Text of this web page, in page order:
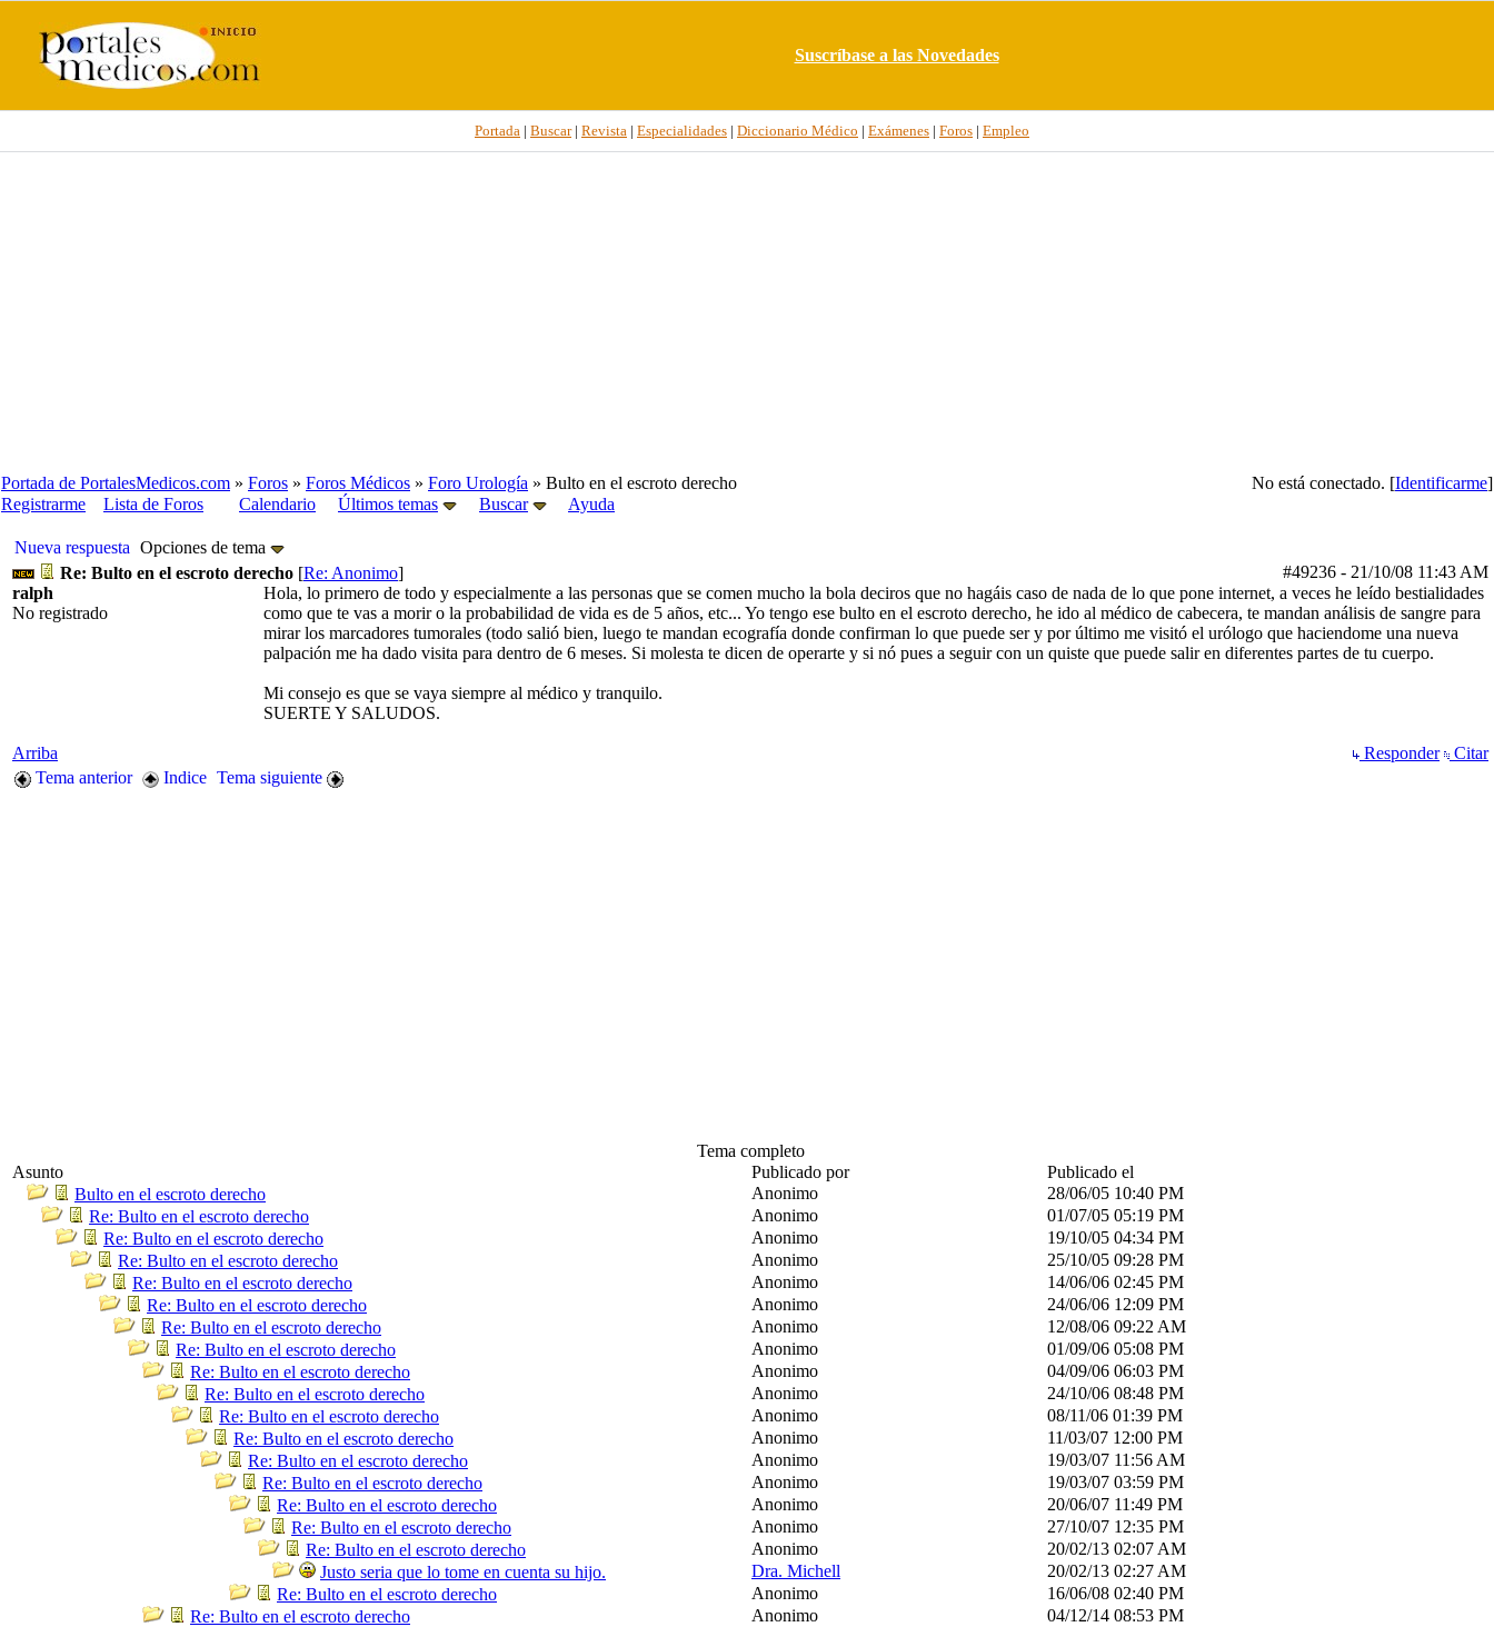
Suscríbase a las Novedades
Portada | Buscar| Revista | Especialidades | Diccionario Médico | Exámenes | Foros | Empleo
No está conectado. [Identificarme]
Portada de PortalesMedicos.com » Foros » Foros Médicos » Foro Urología » Bulto en el escroto derecho
Registrarme
Lista de Foros Calendario Últimos temas Buscar Ayuda
Nueva respuesta Opciones de tema
#49236 - 21/10/08 11:43 AM
Re: Bulto en el escroto derecho [Re: Anonimo]
ralph
No registrado
Hola, lo primero de todo y especialmente a las personas que se comen mucho la bola deciros que no hagáis caso de nada de lo que pone internet, a veces he leído bestialidades
como que te vas a morir o la probabilidad de vida es de 5 años, etc... Yo tengo ese bulto en el escroto derecho, he ido al médico de cabecera, te mandan análisis de sangre para
mirar los marcadores tumorales (todo salió bien, luego te mandan ecografía donde confirman lo que puede ser y por último me visitó el urólogo que haciendome una nueva
palpación me ha dado visita para dentro de 6 meses. Si molesta te dicen de operarte y si nó pues a seguir con un quiste que puede salir en diferentes partes de tu cuerpo.
Mi consejo es que se vaya siempre al médico y tranquilo.
SUERTE Y SALUDOS.
Arriba Responder
Citar
Tema anterior
Indice Tema siguiente
Tema completo
Asunto
Publicado por
Publicado el
Bulto en el escroto derecho
Anonimo 28/06/05 10:40 PM
Re: Bulto en el escroto derecho
Anonimo 01/07/05 05:19 PM
Re: Bulto en el escroto derecho
Anonimo 19/10/05 04:34 PM
Re: Bulto en el escroto derecho
Anonimo 25/10/05 09:28 PM
Re: Bulto en el escroto derecho
Anonimo 14/06/06 02:45 PM
Re: Bulto en el escroto derecho
Anonimo 24/06/06 12:09 PM
Re: Bulto en el escroto derecho
Anonimo 12/08/06 09:22 AM
Re: Bulto en el escroto derecho
Anonimo 01/09/06 05:08 PM
Re: Bulto en el escroto derecho
Anonimo 04/09/06 06:03 PM
Re: Bulto en el escroto derecho
Anonimo 24/10/06 08:48 PM
Re: Bulto en el escroto derecho
Anonimo 08/11/06 01:39 PM
Re: Bulto en el escroto derecho
Anonimo 11/03/07 12:00 PM
Re: Bulto en el escroto derecho
Anonimo 19/03/07 11:56 AM
Re: Bulto en el escroto derecho
Anonimo 19/03/07 03:59 PM
Re: Bulto en el escroto derecho
Anonimo 20/06/07 11:49 PM
Re: Bulto en el escroto derecho
Anonimo 27/10/07 12:35 PM
Re: Bulto en el escroto derecho
Anonimo 20/02/13 02:07 AM
Justo seria que lo tome en cuenta su hijo.
Dra. Michell 20/02/13 02:27 AM
Re: Bulto en el escroto derecho
Anonimo 16/06/08 02:40 PM
Re: Bulto en el escroto derecho
Anonimo 04/12/14 08:53 PM